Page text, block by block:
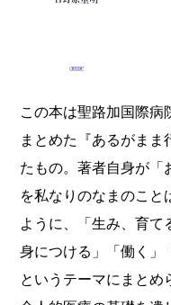
この本は聖路加国際病
まとめた『あるがまま
たもの。著者自身が「
を私なりのなまのこと
ように、「生み、育て
身につける」「働く」
というテーマにまとめ